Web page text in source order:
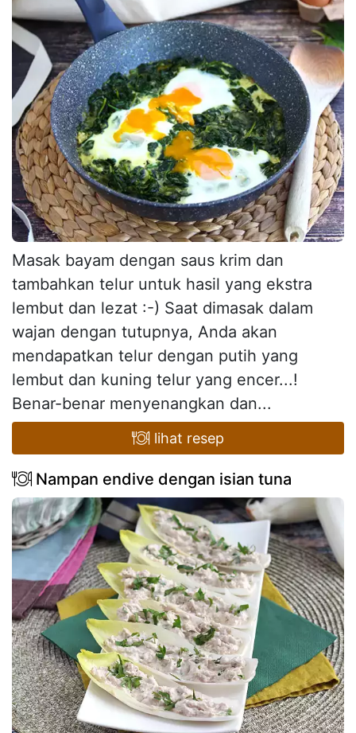
Masak bayam dengan saus krim dan
tambahkan telur untuk hasil yang ekstra
lembut dan lezat :-) Saat dimasak dalam
wajan dengan tutupnya, Anda akan
mendapatkan telur dengan putih yang
lembut dan kuning telur yang encer...!
Benar-benar menyenangkan dan...
lihat resep
Nampan endive dengan isian tuna